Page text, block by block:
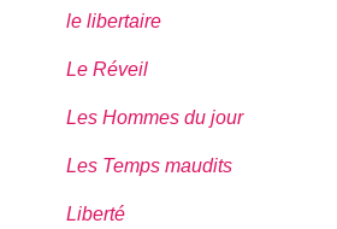
le libertaire
Le Réveil
Les Hommes du jour
Les Temps maudits
Liberté